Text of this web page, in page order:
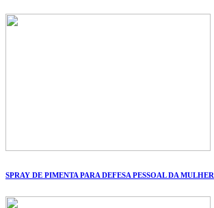
SPRAY DE PIMENTA PARA DEFESA PESSOAL DA MULHER